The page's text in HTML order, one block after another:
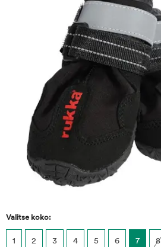
Valitse koko:
1 2 3 4 5 6 7 8